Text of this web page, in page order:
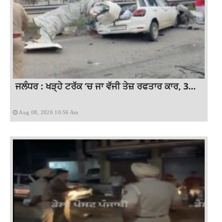
ਜਲੰਧਰ : ਖੜ੍ਹੇ ਟਰੱਕ ‘ਚ ਜਾ ਵੱਜੀ ਤੇਜ਼ ਰਫਤਾਰ ਕਾਰ, 3...
Aug 08, 2026 10:56 Am